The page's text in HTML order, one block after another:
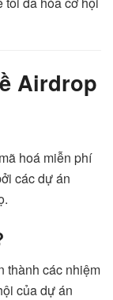
Airdrop
hoá miễn phí
các dự án
thành các nhiệm
của dự án